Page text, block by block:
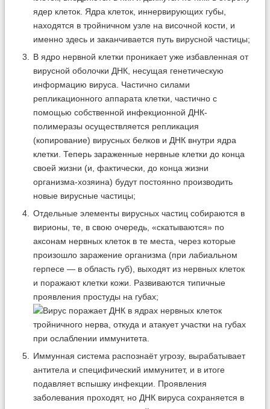
ядер клеток. Ядра клеток, иннервирующих губы,
находятся в тройничном узле на височной кости, и
именно здесь и заканчивается путь вирусной частицы;
В ядро нервной клетки проникает уже избавленная от
вирусной оболочки ДНК, несущая генетическую
информацию вируса. Частично силами
репликационного аппарата клетки, частично с
помощью собственной инфекционной ДНК-
полимеразы осуществляется репликация
(копирование) вирусных белков и ДНК внутри ядра
клетки. Теперь зараженные нервные клетки до конца
своей жизни (и, фактически, до конца жизни
организма-хозяина) будут постоянно производить
новые вирусные частицы;
Отдельные элементы вирусных частиц собираются в
вирионы, те, в свою очередь, «скатываются» по
аксонам нервных клеток в те места, через которые
произошло заражение организма (при лабиальном
герпесе — в область губ), выходят из нервных клеток
и поражают клетки кожи. Развиваются типичные
проявления простуды на губах;
Иммунная система распознаёт угрозу, вырабатывает
антитела и специфический иммунитет, и в итоге
подавляет вспышку инфекции. Проявления
заболевания проходят, но ДНК вируса сохраняется в